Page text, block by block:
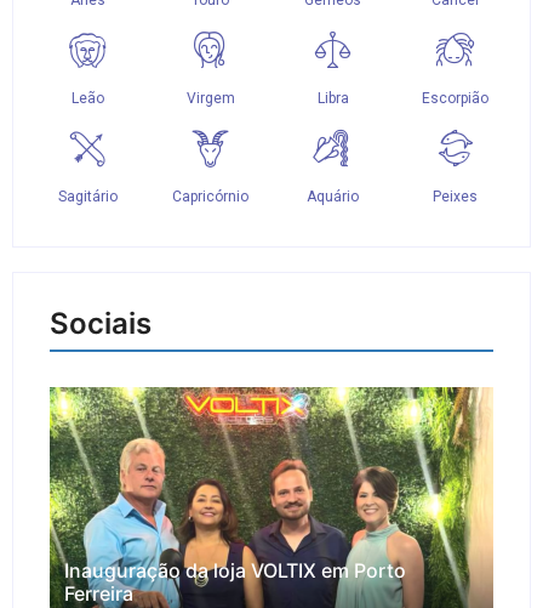
Sociais
Inauguração da loja VOLTIX em Porto
Ferreira